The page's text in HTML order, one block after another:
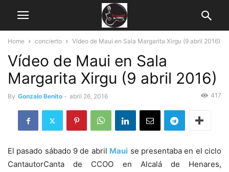
Home concierto Vídeo de Maui en Sala Margarita Xirgu (9 abril 2016)
Vídeo de Maui en Sala
Margarita Xirgu (9 abril 2016)
By Gonzalo Benito - abril 26, 2016 417
El pasado sábado 9 de abril Maui se presentaba en el ciclo
CantautorCanta de CCOO en Alcalá de Henares,